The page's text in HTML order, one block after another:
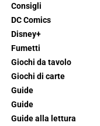
Consigli
DC Comics
Disney+
Fumetti
Giochi da tavolo
Giochi di carte
Guide
Guide
Guide alla lettura